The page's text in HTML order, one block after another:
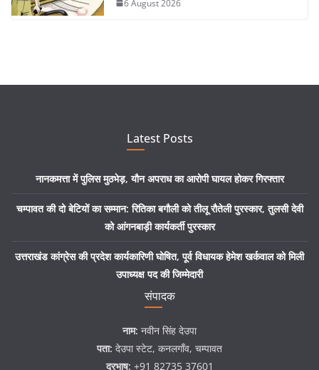
6 August 2026
Latest Posts
नानकमत्ता में पुलिस मुठभेड़, यौन अपराध का आरोपी घायल होकर गिरफ्तार
चम्पावत की दो बेटियों का सम्मान: रितिका बगौली को तीलू रौतेली पुरस्कार, तुलसी देवी
को आंगनबाड़ी कार्यकर्ती पुरस्कार
उत्तराखंड कांग्रेस की प्रदेश कार्यकारिणी घोषित, पूर्व विधायक हेमेश खर्कवाल को मिली
उपाध्यक्ष पद की जिम्मेदारी
संपादक
नाम: नवीन सिंह देउपा
पता: देउपा स्टेट, कनलगाँव, चम्पावत
दूरभाष: +91 82735 37601